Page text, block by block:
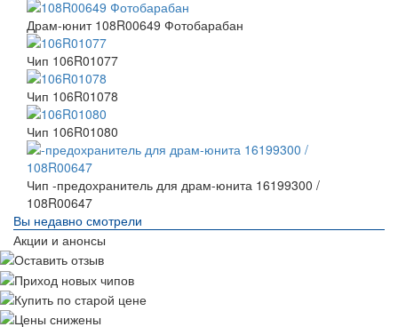
Драм-юнит 108R00649 Фотобарабан
Чип 106R01077
Чип 106R01078
Чип 106R01080
Чип -предохранитель для драм-юнита 16199300 /
108R00647
Вы недавно смотрели
Акции и анонсы